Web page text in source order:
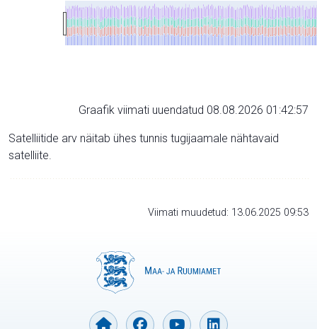
Graafik viimati uuendatud 08.08.2026 01:42:57
Satelliitide arv näitab ühes tunnis tugijaamale nähtavaid
satelliite.
Viimati muudetud: 13.06.2025 09:53